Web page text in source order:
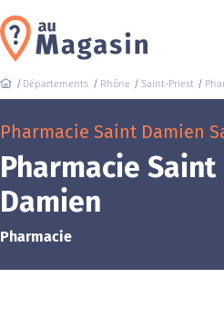
Départements Rhône Saint-Priest
Pharmacie Saint Damien
Pharmacie Saint
Damien
Pharmacie